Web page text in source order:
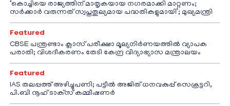
‘കൊച്ചിയെ രാജ്യത്തിന് മാതൃകയായ നഗരമാക്കി മാറ്റണം;
സർക്കാർ വരുന്നത് സ്വപ്നതുല്യമായ പദ്ധതികളുമായി’; മുഖ്യമന്ത്രി
Featured
CBSE പന്ത്രണ്ടാം ക്ലാസ് പരീക്ഷാ മൂല്യനിർണയത്തിൽ വ്യാപക
പരാതി; വിശദീകരണം തേടി കേന്ദ്ര വിദ്യാഭ്യാസ മന്ത്രാലയം
Featured
IAS തലപ്പത്ത് അഴിച്ചുപണി; പട്ടീല്‍ അജിത് ധനവകുപ്പ് സെക്രട്ടറി,
പി.ബി നൂഹ് ടാക്‌സ് കമ്മീഷണര്‍